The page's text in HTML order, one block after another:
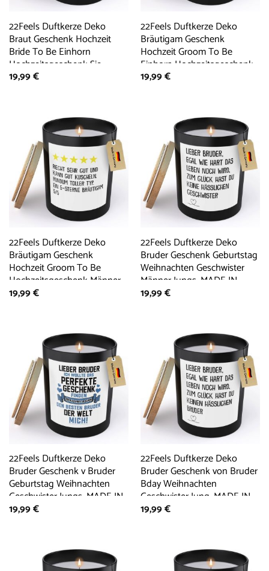
22Feels Duftkerze Deko
Braut Geschenk Hochzeit
Bride To Be Einhorn
Hochzeitsgeschenk Sie,
MADE IN GERMANY,
19,99€
22Feels Duftkerze Deko
Bräutigam Geschenk
Hochzeit Groom To Be
Einhorn Hochzeitsgeschenk,
MADE IN GERMANY,
19,99€
22Feels Duftkerze Deko
Bräutigam Geschenk
Hochzeit Groom To Be
Hochzeitsgeschenk Männer,
MADE IN GERMANY,
19,99€
22Feels Duftkerze Deko
Bruder Geschenk Geburtstag
Weihnachten Geschwister
Männer Jungs, MADE IN
GERMANY, Europäisches
19,99€
22Feels Duftkerze Deko
Bruder Geschenk v Bruder
Geburtstag Weihnachten
Geschwister Jungs, MADE IN
GERMANY, Europäisches
19,99€
22Feels Duftkerze Deko
Bruder Geschenk von Bruder
Bday Weihnachten
Geschwister Jung, MADE IN
GERMANY, Europäisches
19,99€